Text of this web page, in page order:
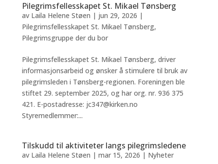
Pilegrimsfellesskapet St. Mikael Tønsberg
av Laila Helene Støen | jun 29, 2026 |
Pilegrimsfellesskapet St. Mikael Tønsberg,
Pilegrimsgruppe der du bor
Pilegrimsfellesskapet St. Mikael Tønsberg, driver
informasjonsarbeid og ønsker å stimulere til bruk av
pilegrimsleden i Tønsberg-regionen. Foreningen ble
stiftet 29. september 2025, og har org. nr. 936 375
421. E-postadresse: jc347@kirken.no
Styremedlemmer:...
Tilskudd til aktiviteter langs pilegrimsledene
av Laila Helene Støen | mar 15, 2026 | Nyheter